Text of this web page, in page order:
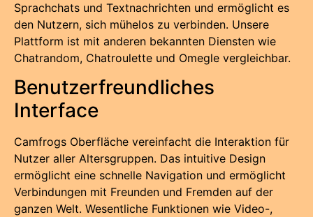
Sprachchats und Textnachrichten und ermöglicht es
den Nutzern, sich mühelos zu verbinden. Unsere
Plattform ist mit anderen bekannten Diensten wie
Chatrandom, Chatroulette und Omegle vergleichbar.
Benutzerfreundliches
Interface
Camfrogs Oberfläche vereinfacht die Interaktion für
Nutzer aller Altersgruppen. Das intuitive Design
ermöglicht eine schnelle Navigation und ermöglicht
Verbindungen mit Freunden und Fremden auf der
ganzen Welt. Wesentliche Funktionen wie Video-,